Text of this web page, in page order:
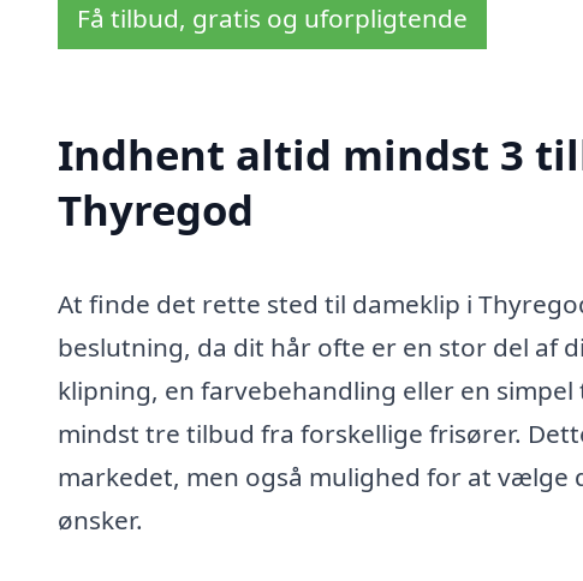
Få tilbud, gratis og uforpligtende
Indhent altid mindst 3
Thyregod
At finde det rette sted til dameklip i
beslutning, da dit hår ofte er en stor del af
klipning, en farvebehandling eller en
mindst tre tilbud fra forskellige frisører.
markedet, men også mulighed for at vælge
ønsker.